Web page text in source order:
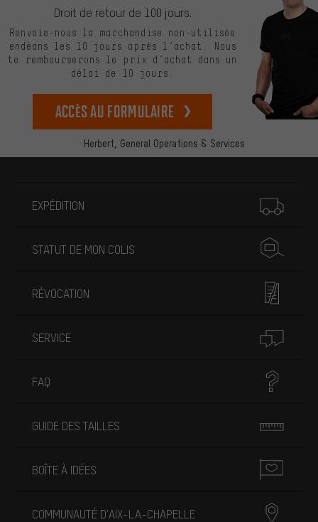
Herbert, General Operations & Services
Droit de retour de 100 jours.
Renvoie-nous la marchandise non-utilisée
endéans les 10 jours après l’achat. Nous
te rembourserons le prix d’achat dans un
délai de 10 jours.
Accès au formulaire
EXPÉDITION
STATUT DE MON COLIS
RÉVOCATION
SERVICE
FAQ
GUIDE DES TAILLES
BOÎTE À IDÉES
COMMUNAUTÉ D'AIX-LA-CHAPELLE